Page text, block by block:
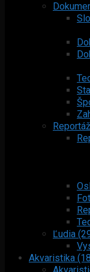
Ľudia
Akvaristika